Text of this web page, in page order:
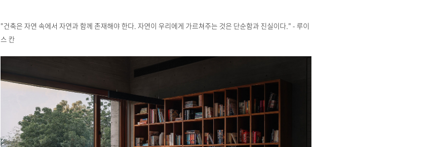
"건축은 자연 속에서 자연과 함께 존재해야 한다. 자연이 우리에게 가르쳐주는 것은 단순함과 진실이다." - 루이
스 칸